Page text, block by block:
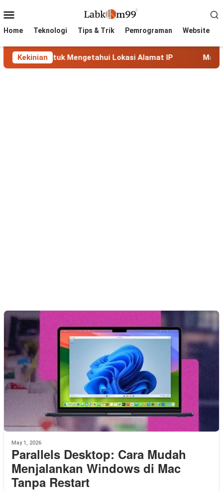
to
Menu
Home Teknologi Tips & Trik Pemrograman Website
Kekinian
untuk Mengetahui Lokasi Alamat IP MaxMind
May 1, 2026
Parallels Desktop: Cara Mudah
Menjalankan Windows di Mac
Tanpa Restart